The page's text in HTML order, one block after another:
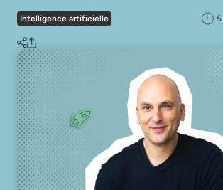
Intelligence artificielle